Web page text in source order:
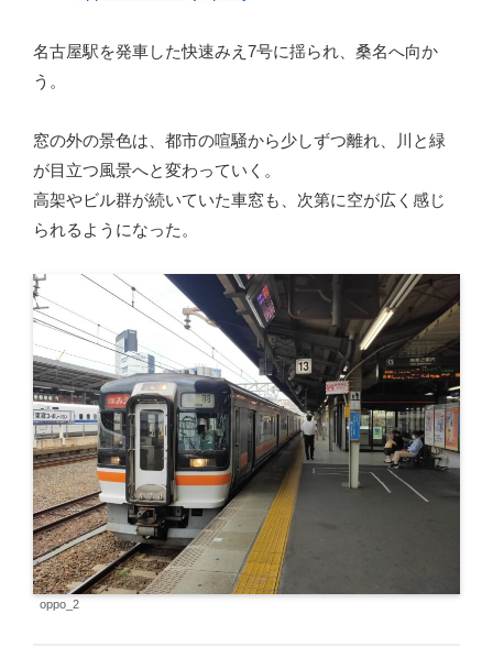
名古屋駅を発車した快速みえ7号に揺られ、桑名へ向か
う。
窓の外の景色は、都市の喧騒から少しずつ離れ、川と緑
が目立つ風景へと変わっていく。
高架やビル群が続いていた車窓も、次第に空が広く感じ
られるようになった。
oppo_2